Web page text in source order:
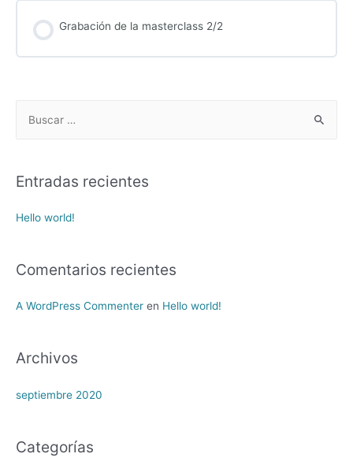
Grabación de la masterclass 2/2
c
r
:
Entradas recientes
Hello world!
Comentarios recientes
A WordPress Commenter en Hello world!
Archivos
septiembre 2020
Categorías